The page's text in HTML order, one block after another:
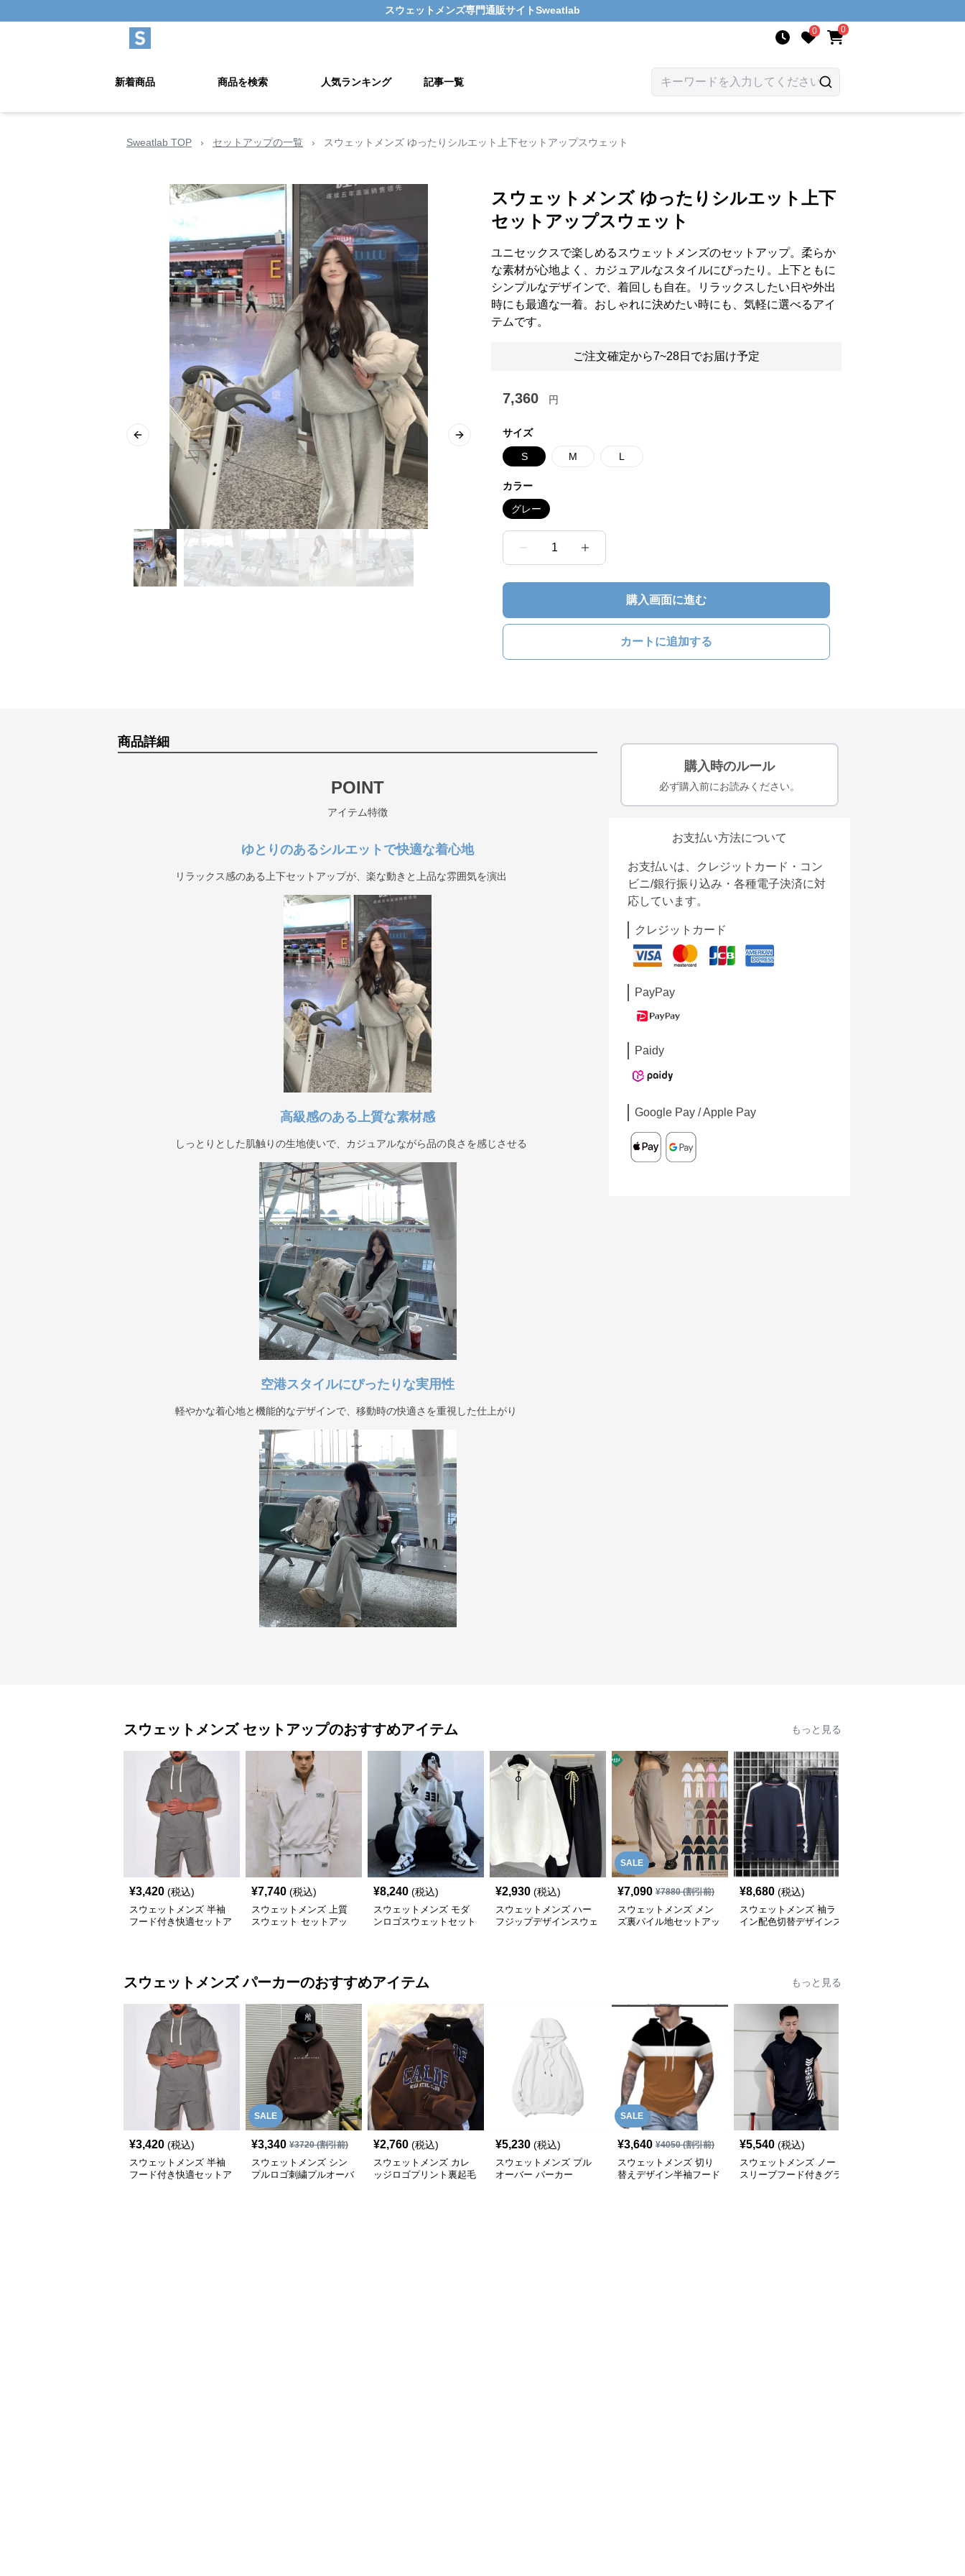
スウェットメンズ専門通販サイトSweatlab
0 0
新着商品 商品を検索 人気ランキング 記事一覧
Sweatlab TOP › セットアップの一覧 › スウェットメンズ ゆったりシルエット上下セットアップスウェット
Previous slide Next slide
スウェットメンズ ゆったりシルエット上下
セットアップスウェット
ユニセックスで楽しめるスウェットメンズのセットアップ。柔らか
な素材が心地よく、カジュアルなスタイルにぴったり。上下ともに
シンプルなデザインで、着回しも自在。リラックスしたい日や外出
時にも最適な一着。おしゃれに決めたい時にも、気軽に選べるアイ
テムです。
ご注文確定から7~28日でお届け予定
7,360 円
サイズ
S M L
カラー
グレー
1
購入画面に進む
カートに追加する
商品詳細
POINT
アイテム特徴
ゆとりのあるシルエットで快適な着心地
リラックス感のある上下セットアップが、楽な動きと上品な雰囲気を演出
高級感のある上質な素材感
しっとりとした肌触りの生地使いで、カジュアルながら品の良さを感じさせる
空港スタイルにぴったりな実用性
軽やかな着心地と機能的なデザインで、移動時の快適さを重視した仕上がり
購入時のルール
必ず購入前にお読みください。
お支払い方法について
お支払いは、クレジットカード・コン
ビニ/銀行振り込み・各種電子決済に対
応しています。
クレジットカード
PayPay
Paidy
Google Pay / Apple Pay
スウェットメンズ セットアップのおすすめアイテム もっと見る
¥3,420 (税込)
スウェットメンズ 半袖
フード付き快適セットア
¥7,740 (税込)
スウェットメンズ 上質
スウェット セットアッ
¥8,240 (税込)
スウェットメンズ モダ
ンロゴスウェットセット
¥2,930 (税込)
スウェットメンズ ハー
フジップデザインスウェ
SALE
¥7,090 ¥7880(割引前)
スウェットメンズ メン
ズ裏パイル地セットアッ
¥8,680 (税込)
スウェットメンズ 袖ラ
イン配色切替デザインス
スウェットメンズ パーカーのおすすめアイテム もっと見る
¥3,420 (税込)
スウェットメンズ 半袖
フード付き快適セットア
SALE
¥3,340 ¥3720(割引前)
スウェットメンズ シン
プルロゴ刺繍プルオーバ
¥2,760 (税込)
スウェットメンズ カレ
ッジロゴプリント裏起毛
¥5,230 (税込)
スウェットメンズ プル
オーバー パーカー
SALE
¥3,640 ¥4050(割引前)
スウェットメンズ 切り
替えデザイン半袖フード
¥5,540 (税込)
スウェットメンズ ノー
スリーブフード付きグラ